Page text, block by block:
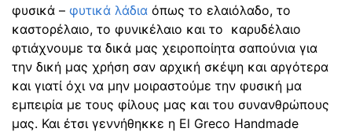
φυσικά – φυτικά λάδια όπως το ελαιόλαδο, το
καστορέλαιο, το φυνικέλαιο και το καρυδέλαιο
φτιάχνουμε τα δικά μας χειροποίητα σαπούνια για
την δική μας χρήση σαν αρχική σκέψη και αργότερα
και γιατί όχι να μην μοιραστούμε την φυσική μα
εμπειρία με τους φίλους μας και του συνανθρώπους
μας. Και έτσι γεννήθηκκε η El Greco Handmade